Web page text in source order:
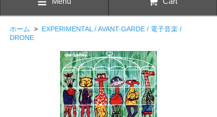
ホーム > EXPERIMENTAL / AVANT-GARDE / 電子音楽 /
DRONE